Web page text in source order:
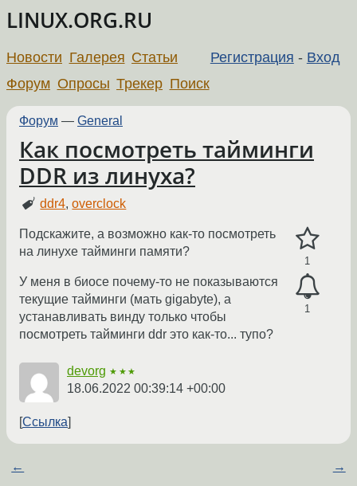
LINUX.ORG.RU
Регистрация - Вход
Новости Галерея Статьи
Форум Опросы Трекер Поиск
Форум — General
Как посмотреть тайминги
DDR из линуха?
ddr4,overclock
1
1
Подскажите, а возможно как-то посмотреть
на линухе тайминги памяти?
У меня в биосе почему-то не показываются
текущие тайминги (мать gigabyte), а
устанавливать винду только чтобы
посмотреть тайминги ddr это как-то... тупо?
devorg ★★★
18.06.2022 00:39:14 +00:00
Ссылка
← →